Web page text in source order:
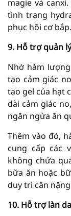
magie và
tình trạng
phục hồi cơ bắp.
9. Hỗ trợ quản
Nhờ hàm
tạo cảm giác
tạo gel của hạt
dài cảm giác
ngăn ngừa ăn
Thêm vào đó,
cung cấp các
không chứa
bữa ăn hoặc
duy trì cân
10. Hỗ trợ làn